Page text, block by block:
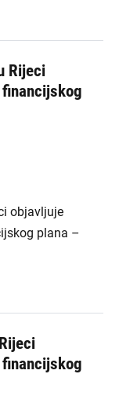
Rijeci
objavljuje
plana –